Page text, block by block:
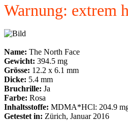
Warnung: extrem
Name: The North Face
Gewicht: 394.5 mg
Grösse: 12.2 x 6.1 mm
Dicke: 5.4 mm
Bruchrille: Ja
Farbe: Rosa
Inhaltsstoffe: MDMA*HCl: 204.9
Getestet in: Zürich, Januar 2016